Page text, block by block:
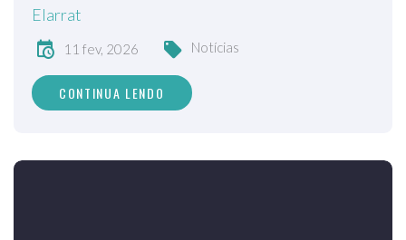
Elarrat
11 fev, 2026 Notícias
CONTINUA LENDO